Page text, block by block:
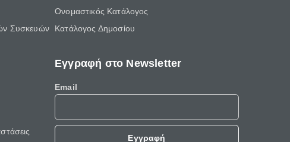
Συσκευών
Ονομαστικός Κατάλογος
Κατάλογος Δημοσίου
Εγγραφή στο Newsletter
Email
Εγγραφή